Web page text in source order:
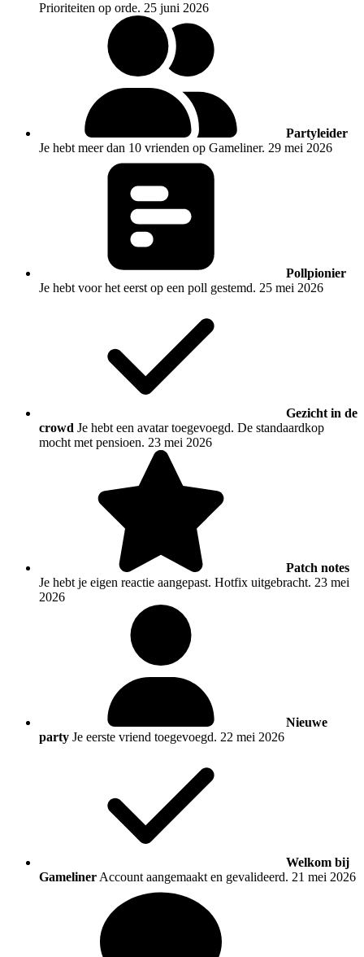
Prioriteiten op orde. 25 juni 2026
Partyleider
Je hebt meer dan 10 vrienden op Gameliner. 29 mei 2026
Pollpionier
Je hebt voor het eerst op een poll gestemd. 25 mei 2026
Gezicht in de
crowd Je hebt een avatar toegevoegd. De standaardkop
mocht met pensioen. 23 mei 2026
Patch notes
Je hebt je eigen reactie aangepast. Hotfix uitgebracht. 23 mei
2026
Nieuwe
party Je eerste vriend toegevoegd. 22 mei 2026
Welkom bij
GamelinerAccount aangemaakt en gevalideerd. 21 mei 2026